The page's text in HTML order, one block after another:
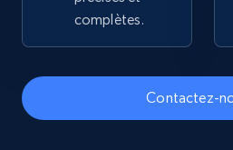
price, Final price, Discount
complètes.
Contactez-